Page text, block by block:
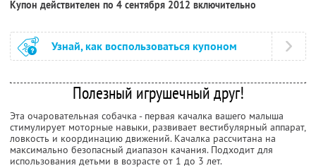
Купон действителен по 4 сентября 2012 включительно
Узнай, как воспользоваться купоном
Полезный игрушечный друг!
Эта очаровательная собачка - первая качалка вашего малыша
стимулирует моторные навыки, развивает вестибулярный аппарат,
ловкость и координацию движений. Качалка рассчитана на
максимально безопасный диапазон качания. Подходит для
использования детьми в возрасте от 1 до 3 лет.